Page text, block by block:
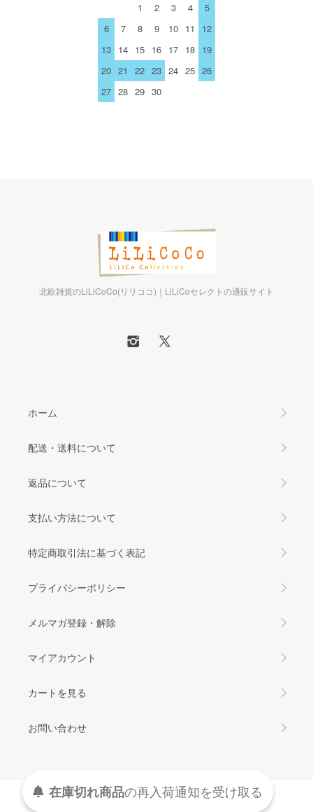
1
2 3 4
5
6
7 8 9 10 11
12
13 14 15 16 17 18 19
20 21 22 23 24 25 26
27 28 29 30
北欧雑貨のLiLiCoCo(リリココ)｜LiLiCoセレクトの通販サイト
ホーム
配送・送料について
返品について
支払い方法について
特定商取引法に基づく表記
プライバシーポリシー
メルマガ登録・解除
マイアカウント
カートを見る
お問い合わせ
Copyright © FIRST PUBLICITY Inc. All Rights Reserved.
在庫切れ商品の再入荷通知を受け取る